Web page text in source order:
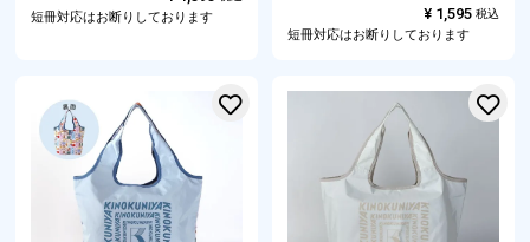
短冊対応はお断りしております ¥ 1,595 税込
短冊対応はお断りしております
お気に入りに登録する